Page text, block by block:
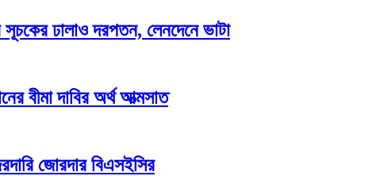
সূচকের ঢালাও দরপতন, লেনদেনে ভাটা
বীমা দাবির অর্থ আত্মসাত
জোরদার বিএসইসির